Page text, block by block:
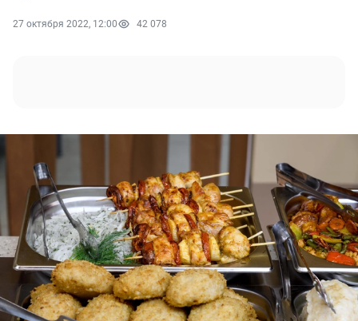
27 октября 2022, 12:00 42 078